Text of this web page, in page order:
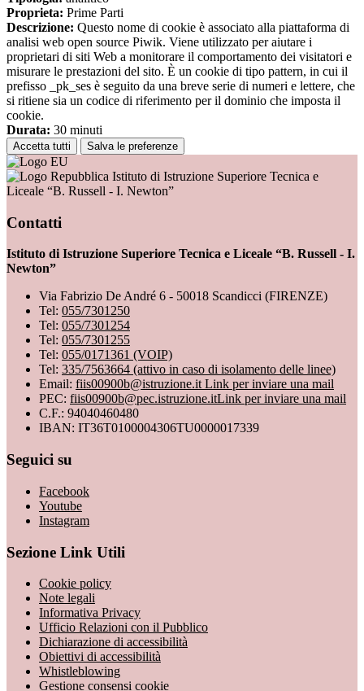
Proprieta: Prime Parti
Descrizione: Questo nome di cookie è associato alla piattaforma di
analisi web open source Piwik. Viene utilizzato per aiutare i
proprietari di siti Web a monitorare il comportamento dei visitatori e
misurare le prestazioni del sito. È un cookie di tipo pattern, in cui il
prefisso _pk_ses è seguito da una breve serie di numeri e lettere, che
si ritiene sia un codice di riferimento per il dominio che imposta il
cookie.
Durata: 30 minuti
Accetta tutti Salva le preferenze
Istituto di Istruzione Superiore Tecnica e
Liceale “B. Russell - I. Newton”
Contatti
Istituto di Istruzione Superiore Tecnica e Liceale “B. Russell - I.
Newton”
Via Fabrizio De André 6 - 50018 Scandicci (FIRENZE)
Tel: 055/7301250
Tel: 055/7301254
Tel: 055/7301255
Tel: 055/0171361 (VOIP)
Tel: 335/7563664 (attivo in caso di isolamento delle linee)
Email: fiis00900b@istruzione.it Link per inviare una mail
PEC: fiis00900b@pec.istruzione.itLink per inviare una mail
C.F.: 94040460480
IBAN: IT36T0100004306TU0000017339
Seguici su
Facebook
Youtube
Instagram
Sezione Link Utili
Cookie policy
Note legali
Informativa Privacy
Ufficio Relazioni con il Pubblico
Dichiarazione di accessibilità
Obiettivi di accessibilità
Whistleblowing
Gestione consensi cookie